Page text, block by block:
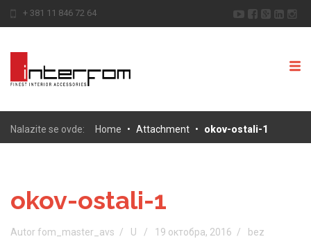
+ 381 11 846 72 64
Nalazite se ovde: Home • Attachment • okov-ostali-1
okov-ostali-1
Autor fom_master_avs U 19 октобра, 2016
bez